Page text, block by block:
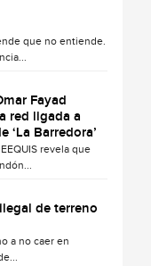
que no entiende.
Fayad
red ligada a
‘La Barredora’
revela que
de terreno
a no caer en